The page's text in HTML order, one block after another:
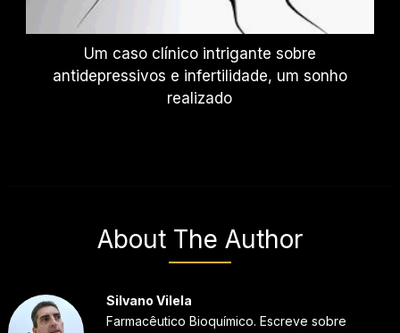
Um caso clínico intrigante sobre
antidepressivos e infertilidade, um sonho
realizado
About The Author
Silvano Vilela
Farmacêutico Bioquímico. Escreve sobre